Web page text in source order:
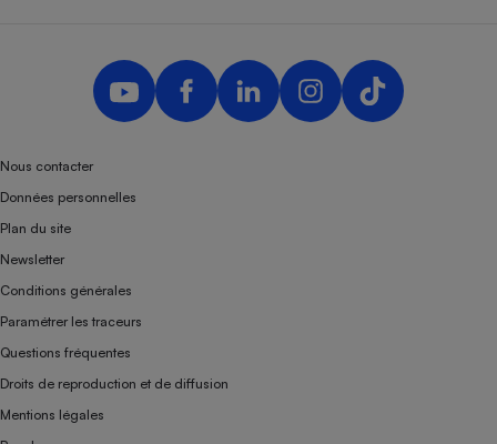
Nous contacter
Données personnelles
Plan du site
Newsletter
Conditions générales
Paramétrer les traceurs
Questions fréquentes
Droits de reproduction et de diffusion
Mentions légales